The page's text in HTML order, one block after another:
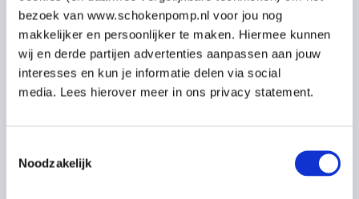
bezoek van www.schokenpomp.nl voor jou nog
makkelijker en persoonlijker te maken. Hiermee kunnen
wij en derde partijen advertenties aanpassen aan jouw
interesses en kun je informatie delen via social
media. Lees hierover meer in ons privacy statement.
Noodzakelijk
Wat wordt er in ieder geval
behandeld in de EHBO
De noodsituatie (variant met oogletsel)